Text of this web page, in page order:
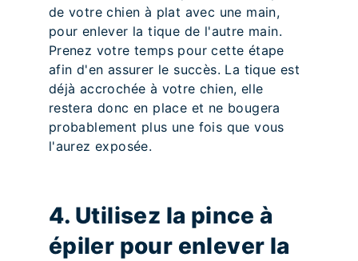
de votre chien à plat avec une main,
pour enlever la tique de l'autre main.
Prenez votre temps pour cette étape
afin d'en assurer le succès. La tique est
déjà accrochée à votre chien, elle
restera donc en place et ne bougera
probablement plus une fois que vous
l'aurez exposée.
4. Utilisez la pince à
épiler pour enlever la